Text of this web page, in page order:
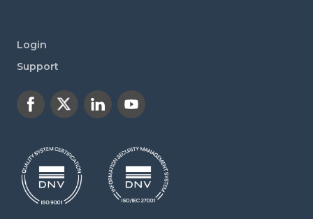
Login
Support